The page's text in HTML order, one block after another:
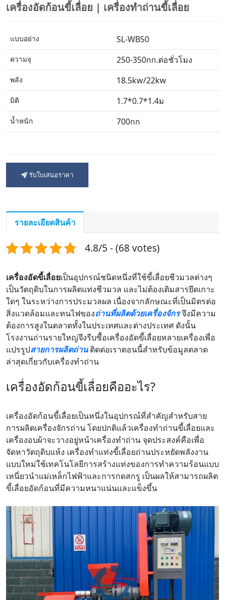
เครื่องอัดก้อนขี้เลื่อย | เครื่องทำถ่านขี้เลื่อย
แบบอย่าง SL-WB50
ความจุ 250-350กก.ต่อชั่วโมง
พลัง 18.5kw/22kw
มิติ 1.7*0.7*1.4ม
น้ำหนัก 700กก
รับใบเสนอราคา
รายละเอียดสินค้า
4.8/5 - (68 votes)
เครื่องอัดขี้เลื่อยเป็นอุปกรณ์ชนิดหนึ่งที่ใช้ขี้เลื่อยชีวมวลต่างๆ
เป็นวัตถุดิบในการผลิตแท่งชีวมวล และไม่ต้องเติมสารยึดเกาะ
ใดๆ ในระหว่างการประมวลผล เนื่องจากลักษณะที่เป็นมิตรต่อ
สิ่งแวดล้อมและทนไฟของถ่านที่ผลิตด้วยเครื่องจักรจึงมีความ
ต้องการสูงในตลาดทั้งในประเทศและต่างประเทศ ดังนั้น
โรงงานถ่านรายใหญ่จึงรีบซื้อเครื่องอัดขี้เลื่อยหลายเครื่องเพื่อ
แปรรูปสายการผลิตถ่านติดต่อเราตอนนี้สำหรับข้อมูลตลาด
ล่าสุดเกี่ยวกับเครื่องทำถ่าน
เครื่องอัดก้อนขี้เลื่อยคืออะไร?
เครื่องอัดก้อนขี้เลื่อยเป็นหนึ่งในอุปกรณ์ที่สำคัญสำหรับสาย
การผลิตเครื่องจักรถ่าน โดยปกติแล้วเครื่องทำถ่านขี้เลื่อยและ
เครื่องอบผ้าจะวางอยู่หน้าเครื่องทำถ่าน จุดประสงค์คือเพื่อ
จัดหาวัตถุดิบแห้ง เครื่องทำแท่งขี้เลื่อยถ่านประหยัดพลังงาน
แบบใหม่ใช้เทคโนโลยีการสร้างแท่งของการทำความร้อนแบบ
เหนี่ยวนำแม่เหล็กไฟฟ้าและการกดสกรู เป็นผลให้สามารถผลิต
ขี้เลื่อยอัดก้อนที่มีความหนาแน่นและแข็งขึ้น